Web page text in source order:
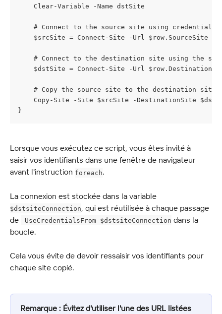
    Clear-Variable -Name dstSite
    # Connect to the source site using credentials
$srcSite = Connect-Site -Url $row.SourceSite -
# Connect to the destination site using the
$dstSite = Connect-Site -Url
# Copy the source site to the destination site
Copy-Site -Site $srcSite -DestinationSite
}
Lorsque vous exécutez ce script, vous êtes invité à
saisir vos identifiants dans une fenêtre de navigateur
avant l'instruction foreach.
La connexion est stockée dans la variable
$dstsiteConnection , qui est réutilisée à chaque passage
de -UseCredentialsFrom $dstsiteConnection dans la
boucle.
Cela vous évite de devoir ressaisir vos identifiants pour
chaque site copié.
Remarque : Évitez d'utiliser l'une des URL listées